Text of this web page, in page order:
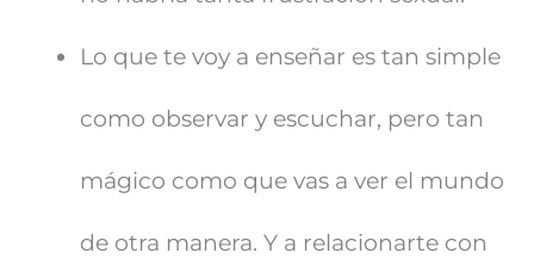
Lo que te voy a enseñar es tan simple
como observar y escuchar, pero tan
mágico como que vas a ver el mundo
de otra manera. Y a relacionarte con